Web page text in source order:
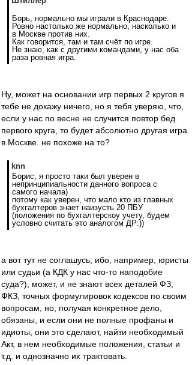
Борь, нормально мы играли в Краснодаре.
Ровно настолько же нормально, насколько и
в Москве против них.
Как говорится, там и там счёт по игре.
Не знаю, как с другими командами, у нас оба
раза ровная игра.
Ну, может на основании игр первых 2 кругов я
тебе не докажу ничего, но я тебя уверяю, что,
если у нас по весне не случится повтор бед
первого круга, то будет абсолютно другая игра
в Москве. не похоже на то?
knn
Борис, я просто таки был уверен в
непринципиальности данного вопроса с
самого начала)
потому как уверен, что мало кто из главных
бухгалтеров знает наизусть 20 ПБУ
(положения по бухгалтерскоу учету, будем
условно считать это аналогом ДР:))
а вот тут не соглашусь, ибо, например, юристы
или судьи (а КДК у нас что-то наподобие
суда?), может, и не знают всех деталей ФЗ,
ФКЗ, точных формулировок кодексов по своим
вопросам, но, получая конкретное дело,
обязаны, и если они не полные профаны и
идиоты, они это сделают, найти необходимый
Акт, в нем необходимые положения, статьи и
т.д. и однозначно их трактовать.